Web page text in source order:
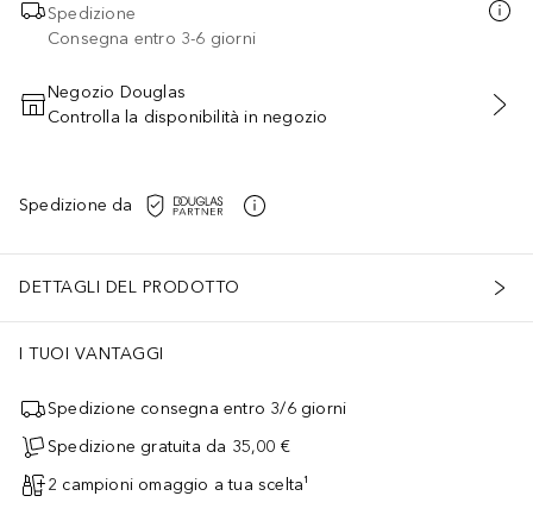
Spedizione
Consegna entro 3-6 giorni
AGGIUNGI AL CARRELLO
Negozio Douglas
Controlla la disponibilità in negozio
Spedizione da
DETTAGLI DEL PRODOTTO
I TUOI VANTAGGI
Spedizione consegna entro 3/6 giorni
Spedizione gratuita da 35,00 €
2 campioni omaggio a tua scelta¹